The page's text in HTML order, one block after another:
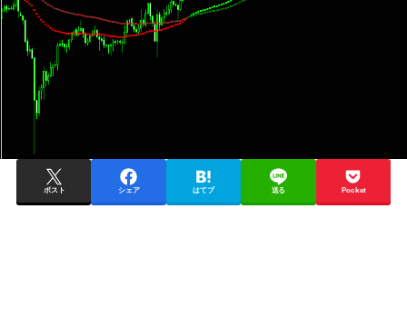
ポスト シェア はてブ 送る Pocket